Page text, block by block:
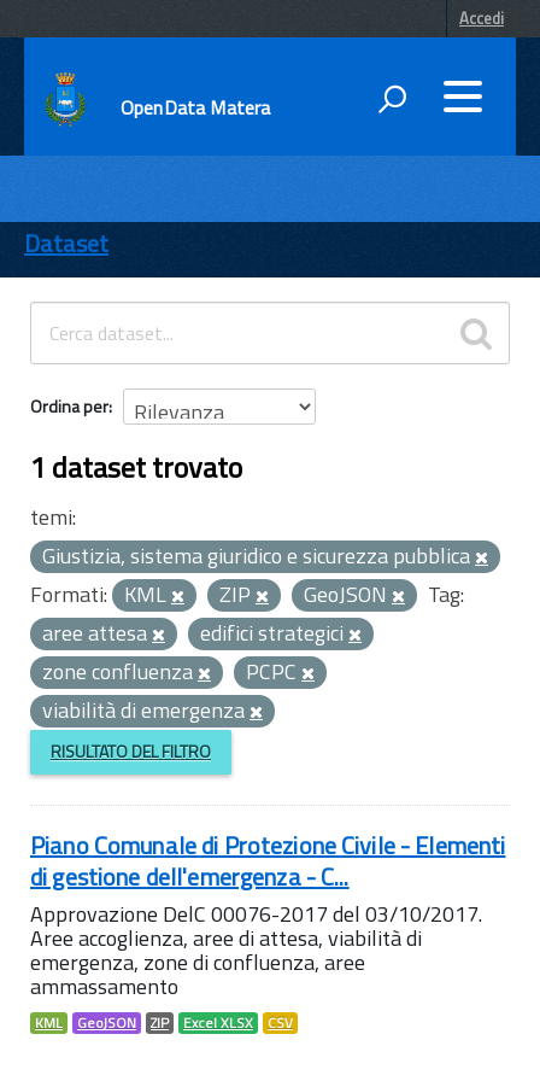
Accedi
OpenData Matera
ENTI
TEMI
INFORMAZIONI
Dataset
Ordina per
1 dataset trovato
temi:
Giustizia, sistema giuridico e sicurezza pubblica
Formati: KML ZIP GeoJSON
Tag:
aree attesa
edifici strategici
zone confluenza
PCPC
viabilità di emergenza
RISULTATO DEL FILTRO
Piano Comunale di Protezione Civile - Elementi
di gestione dell'emergenza - C...
Approvazione DelC 00076-2017 del 03/10/2017.
Aree accoglienza, aree di attesa, viabilità di
emergenza, zone di confluenza, aree
ammassamento
KML GeoJSON ZIP Excel XLSX CSV